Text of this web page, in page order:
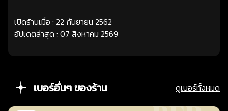
เปิดร้านเมื่อ : 22 กันยายน 2562
อัปเดตล่าสุด : 07 สิงหาคม 2569
เบอร์อื่นๆ ของร้าน ดูเบอร์ทั้งหมด